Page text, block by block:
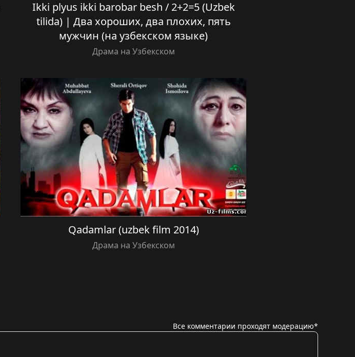
Ikki plyus ikki barobar besh / 2+2=5 (Uzbek
tilida) | Два хороших, два плохих, пять
мужчин (на узбекском языке)
Драма на Узбекском
Qadamlar (uzbek film 2014)
Драма на Узбекском
Все комментарии проходят модерацию*